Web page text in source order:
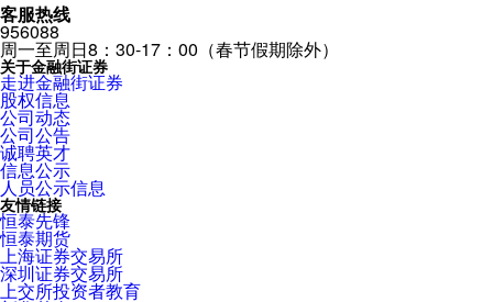
客服热线
956088
周一至周日8：30-17：00（春节假期除外）
关于金融街证券
走进金融街证券
股权信息
公司动态
公司公告
诚聘英才
信息公示
人员公示信息
友情链接
恒泰先锋
恒泰期货
上海证券交易所
深圳证券交易所
上交所投资者教育